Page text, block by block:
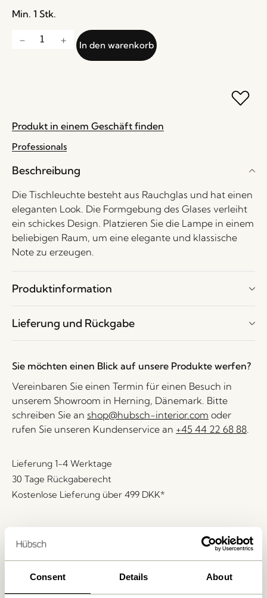
Consent Details About
Min. 1 Stk.
In den warenkorb
Produkt in einem Geschäft finden
Professionals
Beschreibung
Die Tischleuchte besteht aus Rauchglas und hat einen
eleganten Look. Die Formgebung des Glases verleiht
ein schickes Design. Platzieren Sie die Lampe in einem
beliebigen Raum, um eine elegante und klassische
Note zu erzeugen.
Produktinformation
Lieferung und Rückgabe
Sie möchten einen Blick auf unsere Produkte werfen?
Vereinbaren Sie einen Termin für einen Besuch in
unserem Showroom in Herning, Dänemark. Bitte
schreiben Sie an shop@hubsch-interior.com oder
rufen Sie unseren Kundenservice an +45 44 22 68 88.
Lieferung 1-4 Werktage
30 Tage Rückgaberecht
Kostenlose Lieferung über 499 DKK*
Ähnliche Produkte